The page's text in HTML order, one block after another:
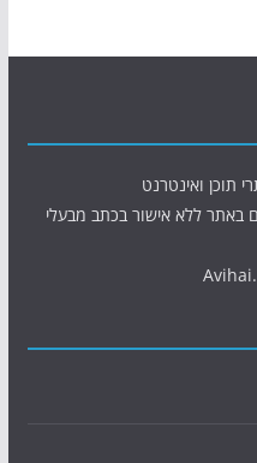
תוכן ואינטרנט
באתר ללא אישור בכתב מבעלי